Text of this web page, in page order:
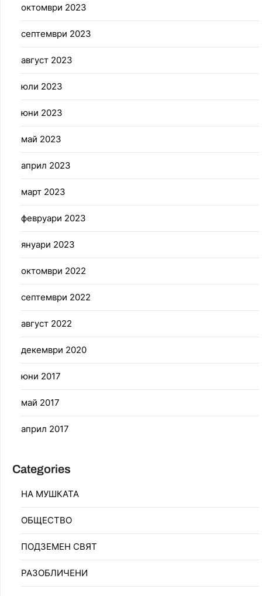
октомври 2023
септември 2023
август 2023
юли 2023
юни 2023
май 2023
април 2023
март 2023
февруари 2023
януари 2023
октомври 2022
септември 2022
август 2022
декември 2020
юни 2017
май 2017
април 2017
Categories
НА МУШКАТА
ОБЩЕСТВО
ПОДЗЕМЕН СВЯТ
РАЗОБЛИЧЕНИ